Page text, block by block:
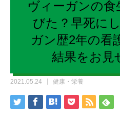
ヴィーガンの
びた？早死に
ガン歴2年の看
結果をお見
2021.05.24 健康・栄養